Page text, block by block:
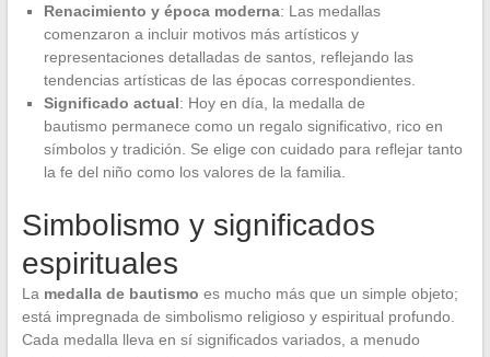
Renacimiento y época moderna: Las medallas
comenzaron a incluir motivos más artísticos y
representaciones detalladas de santos, reflejando las
tendencias artísticas de las épocas correspondientes.
Significado actual: Hoy en día, la medalla de
bautismo permanece como un regalo significativo, rico en
símbolos y tradición. Se elige con cuidado para reflejar tanto
la fe del niño como los valores de la familia.
Simbolismo y significados
espirituales
La medalla de bautismo es mucho más que un simple objeto;
está impregnada de simbolismo religioso y espiritual profundo.
Cada medalla lleva en sí significados variados, a menudo